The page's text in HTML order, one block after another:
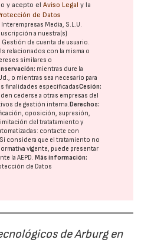
y acepto elAviso Legal y la
de Datos
Interempresas Media, S.L.U.
a nuestra(s)
de cuenta de usuario.
relacionados con la misma o
similares o
mientras dure la
o mientras sea necesario para
finalidades especificadasCesión:
cederse a otras empresas del
de gestión interna. Derechos:
oposición, supresión,
del tratatamiento y
contacte con
considera que el tratamiento no
vigente, puede presentar
laAEPD. Más información:
de Datos
de Arburg en